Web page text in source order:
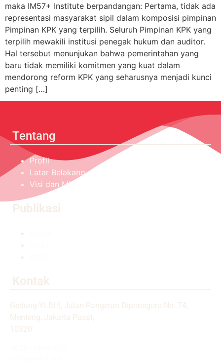
maka IM57+ Institute berpandangan: Pertama, tidak ada
representasi masyarakat sipil dalam komposisi pimpinan
Pimpinan KPK yang terpilih. Seluruh Pimpinan KPK yang
terpilih mewakili institusi penegak hukum dan auditor.
Hal tersebut menunjukan bahwa pemerintahan yang
baru tidak memiliki komitmen yang kuat dalam
mendorong reform KPK yang seharusnya menjadi kunci
penting […]
Tentang
Profil
Latar Belakang
Visi dan Misi
Publikasi
Kontak
Gedung YLBHI, Jalan Pangeran Diponegoro No. 74,
Menteng, Jakarta Pusat,
10320